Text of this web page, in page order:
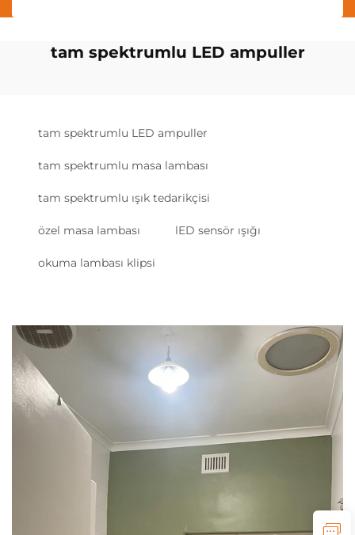
tam spektrumlu LED ampuller
tam spektrumlu LED ampuller
tam spektrumlu masa lambası
tam spektrumlu ışık tedarikçisi
özel masa lambası lED sensör ışığı
okuma lambası klipsi